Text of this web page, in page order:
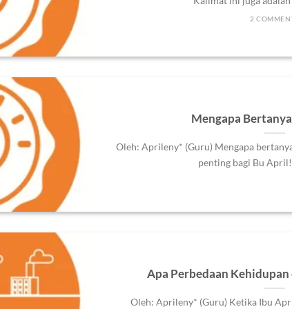
2
Mengapa
Oleh: Aprileny* (Guru) Mengapa
penting bagi Bu April!
Apa Perbedaan Kehidupan
Oleh: Aprileny* (Guru) Ketika Ibu